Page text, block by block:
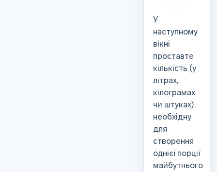
У
наступному
вікні
проставте
кількість (у
літрах,
кілограмах
чи штуках),
необхідну
для
створення
однієї порції
майбутнього